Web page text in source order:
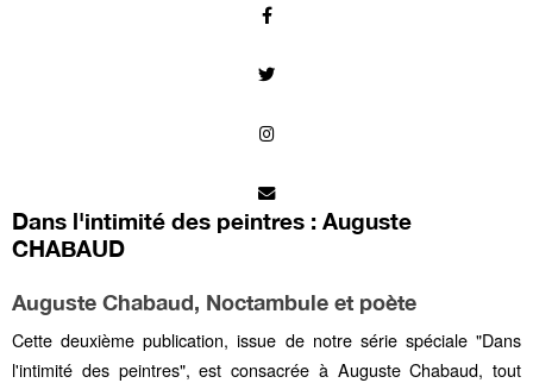
Dans l'intimité des peintres : Auguste
CHABAUD
Auguste Chabaud, Noctambule et poète
Cette deuxième publication, issue de notre série spéciale "Dans
l'intimité des peintres", est consacrée à Auguste Chabaud, tout